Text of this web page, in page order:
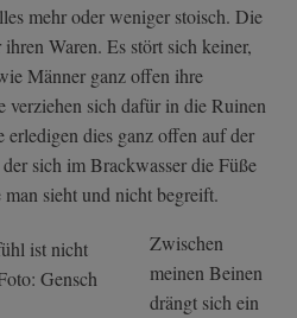
mehr oder weniger stoisch. Die
Waren. Es stört sich keiner,
Männer ganz offen ihre
sich dafür in die Ruinen
erledigen dies ganz offen auf der
sich im Brackwasser die Füße
sieht und nicht begreift.
Zwischen
meinen Beinen
drängt sich ein